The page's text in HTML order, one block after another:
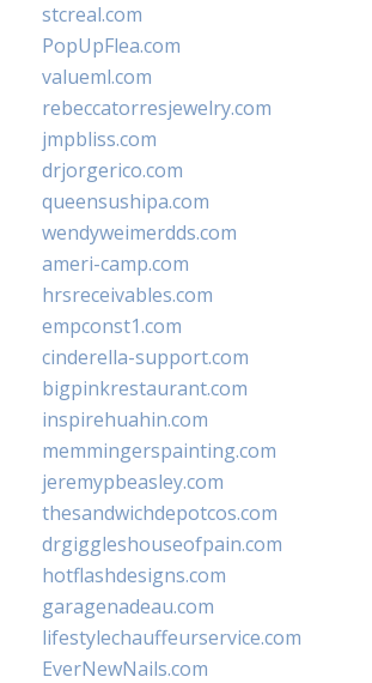
stcreal.com
PopUpFlea.com
valueml.com
rebeccatorresjewelry.com
jmpbliss.com
drjorgerico.com
queensushipa.com
wendyweimerdds.com
ameri-camp.com
hrsreceivables.com
empconst1.com
cinderella-support.com
bigpinkrestaurant.com
inspirehuahin.com
memmingerspainting.com
jeremypbeasley.com
thesandwichdepotcos.com
drgiggleshouseofpain.com
hotflashdesigns.com
garagenadeau.com
lifestylechauffeurservice.com
EverNewNails.com